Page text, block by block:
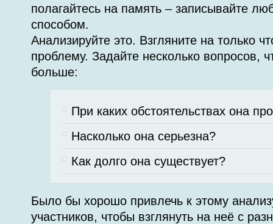
полагайтесь на память – записывайте
способом.
Анализируйте это. Взгляните на только
проблему. Задайте несколько вопросов,
больше:
При каких обстоятельствах она
Насколько она серьезна?
Как долго она существует?
Было бы хорошо привлечь к этому
участников, чтобы взглянуть на неё с